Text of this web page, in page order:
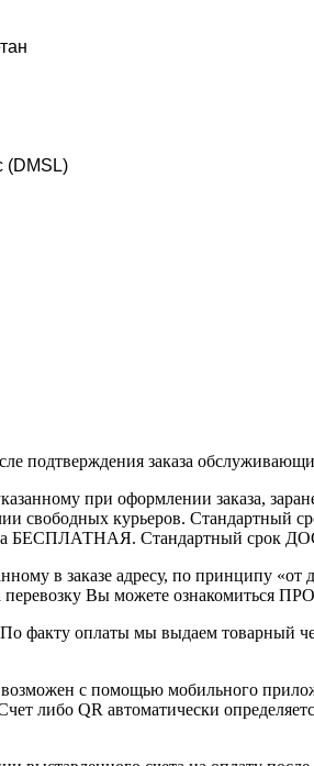
(DMSL)
подтверждения заказа
при оформлении заказа,
свободных курьеров.
БЕСПЛАТНАЯ. Стандартный срок
в заказе адресу, по принципу
Вы можете ознакомиться
факту оплаты мы выдаем товарный
с помощью мобильного
либо QR автоматически